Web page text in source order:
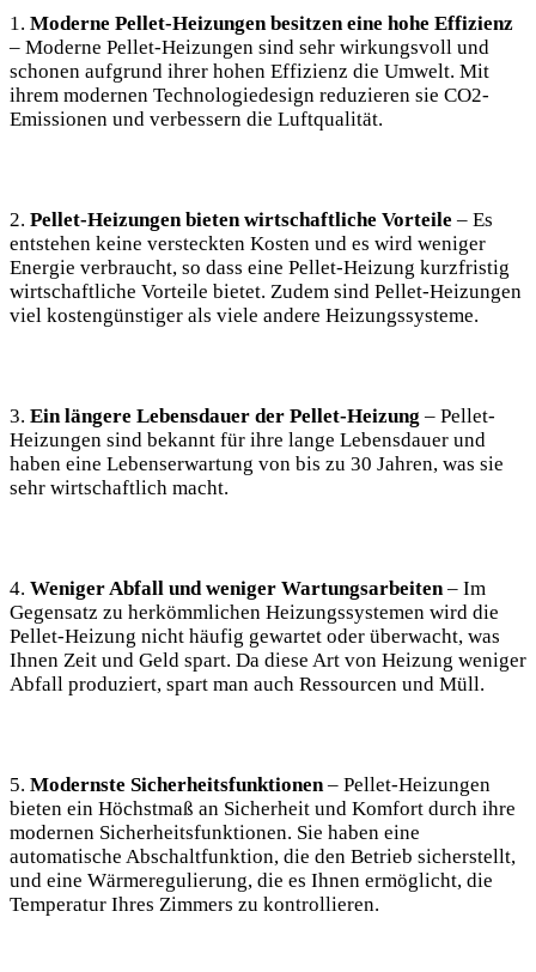
1. Moderne Pellet-Heizungen besitzen eine hohe Effizienz
– Moderne Pellet-Heizungen sind sehr wirkungsvoll und
schonen aufgrund ihrer hohen Effizienz die Umwelt. Mit
ihrem modernen Technologiedesign reduzieren sie CO2-
Emissionen und verbessern die Luftqualität.
2. Pellet-Heizungen bieten wirtschaftliche Vorteile – Es
entstehen keine versteckten Kosten und es wird weniger
Energie verbraucht, so dass eine Pellet-Heizung kurzfristig
wirtschaftliche Vorteile bietet. Zudem sind Pellet-Heizungen
viel kostengünstiger als viele andere Heizungssysteme.
3. Ein längere Lebensdauer der Pellet-Heizung – Pellet-
Heizungen sind bekannt für ihre lange Lebensdauer und
haben eine Lebenserwartung von bis zu 30 Jahren, was sie
sehr wirtschaftlich macht.
4. Weniger Abfall und weniger Wartungsarbeiten – Im
Gegensatz zu herkömmlichen Heizungssystemen wird die
Pellet-Heizung nicht häufig gewartet oder überwacht, was
Ihnen Zeit und Geld spart. Da diese Art von Heizung weniger
Abfall produziert, spart man auch Ressourcen und Müll.
5. Modernste Sicherheitsfunktionen – Pellet-Heizungen
bieten ein Höchstmaß an Sicherheit und Komfort durch ihre
modernen Sicherheitsfunktionen. Sie haben eine
automatische Abschaltfunktion, die den Betrieb sicherstellt,
und eine Wärmeregulierung, die es Ihnen ermöglicht, die
Temperatur Ihres Zimmers zu kontrollieren.